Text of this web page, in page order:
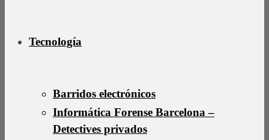
Tecnología
Barridos electrónicos
Informática Forense Barcelona –
Detectives privados